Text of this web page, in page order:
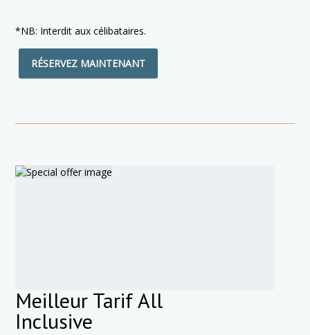
*NB: Interdit aux célibataires.
RÉSERVEZ MAINTENANT
Meilleur Tarif All
Inclusive